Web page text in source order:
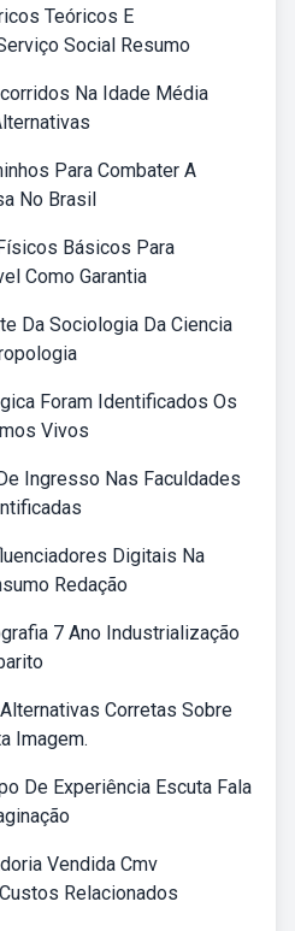
Teóricos E
Social Resumo
Na Idade Média
Para Combater A
No Brasil
Básicos Para
Como Garantia
Da Sociologia Da Ciencia
Foram Identificados Os
Vivos
Ingresso Nas Faculdades
Digitais Na
Redação
7 Ano Industrialização
Corretas Sobre
Imagem.
De Experiência Escuta Fala
Vendida Cmv
Relacionados